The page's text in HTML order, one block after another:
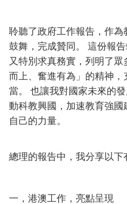
聆聽了政府工作報告，作
鼓舞，完成贊同。 這份報
又特別求真務實，列明了
而上、奮進有為」的精神
當。 也讓我對國家未來的
動科教興國，加速教育強
自己的力量。
總理的報告中，我分享以下
一，港澳工作，亮點呈現